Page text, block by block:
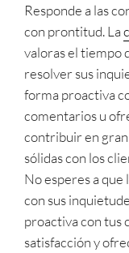
Responde a las
con prontitud. La
valoras el tiempo
resolver sus
forma proactiva
comentarios u
contribuir en
sólidas con los
No esperes a
con sus
proactiva con tus
satisfacción y